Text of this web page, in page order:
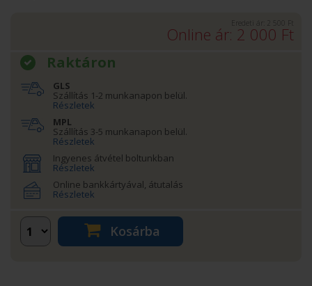
Eredeti ár: 2 500 Ft
Online ár: 2 000 Ft
Raktáron
GLS
Szállítás 1-2 munkanapon belül.
Részletek
MPL
Szállítás 3-5 munkanapon belül.
Részletek
Ingyenes átvétel boltunkban
Részletek
Online bankkártyával, átutalás
Részletek
Kosárba